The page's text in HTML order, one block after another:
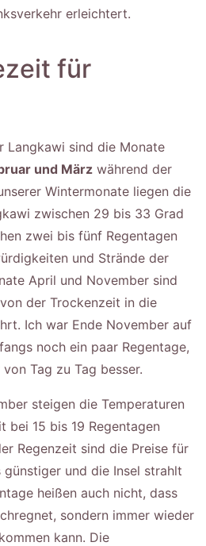
erleichtert.
für
Langkawi sind die Monate
und März während der
Wintermonate liegen die
zwischen 29 bis 33 Grad
zwei bis fünf Regentagen
und Strände der
April und November sind
der Trockenzeit in die
Ich war Ende November auf
noch ein paar Regentage,
Tag zu Tag besser.
steigen die Temperaturen
15 bis 19 Regentagen
Regenzeit sind die Preise für
und die Insel strahlt
heißen auch nicht, dass
sondern immer wieder
kann. Die